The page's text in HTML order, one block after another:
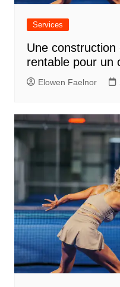
i
c
l
e
Services
Une
rentable pour un
Elowen Faelnor